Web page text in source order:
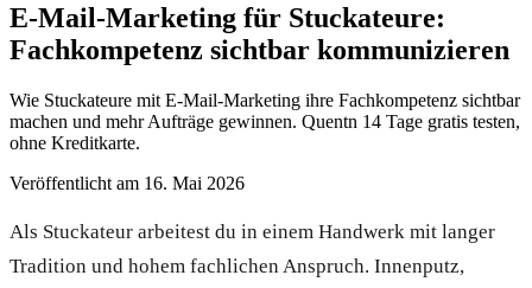
E-Mail-Marketing für Stuckateure:
Fachkompetenz sichtbar kommunizieren
Wie Stuckateure mit E-Mail-Marketing ihre Fachkompetenz sichtbar
machen und mehr Aufträge gewinnen. Quentn 14 Tage gratis testen,
ohne Kreditkarte.
Veröffentlicht am 16. Mai 2026
Als Stuckateur arbeitest du in einem Handwerk mit langer
Tradition und hohem fachlichen Anspruch. Innenputz,